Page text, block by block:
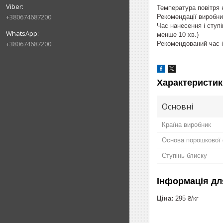
+380674687200
+380674687200
Температура
Рекомендації
Час нанесення і
менше 10 хв.)
Рекомендований час
Основні
Країна виробник
Основа
Ступінь блиску
Інформація
Ціна: 295 ₴/кг